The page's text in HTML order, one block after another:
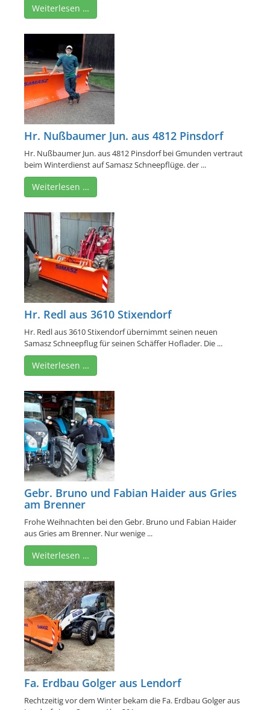
Weiterlesen …
Hr. Nußbaumer Jun. aus 4812 Pinsdorf
Hr. Nußbaumer Jun. aus 4812 Pinsdorf bei Gmunden vertraut
beim Winterdienst auf Samasz Schneepflüge. der ...
Weiterlesen …
Hr. Redl aus 3610 Stixendorf
Hr. Redl aus 3610 Stixendorf übernimmt seinen neuen
Samasz Schneepflug für seinen Schäffer Hoflader. Die ...
Weiterlesen …
Gebr. Bruno und Fabian Haider aus Gries
am Brenner
Frohe Weihnachten bei den Gebr. Bruno und Fabian Haider
aus Gries am Brenner. Nur wenige ...
Weiterlesen …
Fa. Erdbau Golger aus Lendorf
Rechtzeitig vor dem Winter bekam die Fa. Erdbau Golger aus